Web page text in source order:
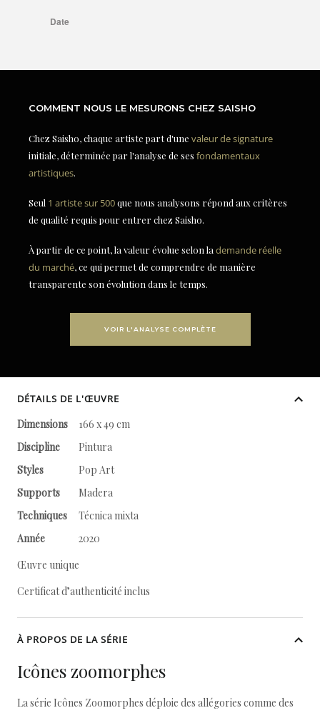
COMMENT NOUS LE MESURONS CHEZ SAISHO
Chez Saisho, chaque artiste part d'une valeur de signature
initiale, déterminée par l'analyse de ses fondamentaux
artistiques.
Seul 1 artiste sur 500que nous analysons répond aux critères
de qualité requis pour entrer chez Saisho.
À partir de ce point, la valeur évolue selon la demande réelle
du marché, ce qui permet de comprendre de manière
transparente son évolution dans le temps.
VOIR L'ANALYSE COMPLÈTE
DÉTAILS DE L'ŒUVRE
Dimensions
166 x 49 cm
Discipline
Pintura
Styles
Pop Art
Supports
Madera
Techniques
Técnica mixta
Année
2020
Œuvre unique
Certificat d’authenticité inclus
À PROPOS DE LA SÉRIE
Icônes zoomorphes
La série Icônes Zoomorphes déploie des allégories comme des